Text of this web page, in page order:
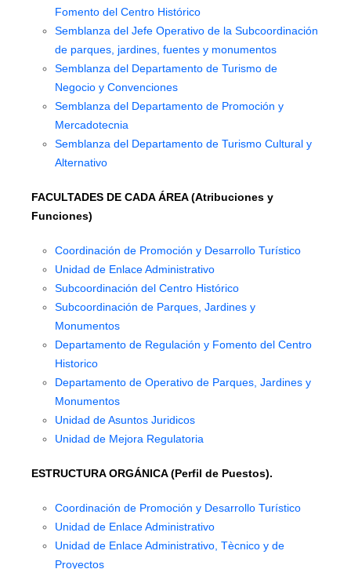
Fomento del Centro Histórico
Semblanza del Jefe Operativo de la Subcoordinación
de parques, jardines, fuentes y monumentos
Semblanza del Departamento de Turismo de
Negocio y Convenciones
Semblanza del Departamento de Promoción y
Mercadotecnia
Semblanza del Departamento de Turismo Cultural y
Alternativo
FACULTADES DE CADA ÁREA (Atribuciones y
Funciones)
Coordinación de Promoción y Desarrollo Turístico
Unidad de Enlace Administrativo
Subcoordinación del Centro Histórico
Subcoordinación de Parques, Jardines y
Monumentos
Departamento de Regulación y Fomento del Centro
Historico
Departamento de Operativo de Parques, Jardines y
Monumentos
Unidad de Asuntos Juridicos
Unidad de Mejora Regulatoria
ESTRUCTURA ORGÁNICA (Perfil de Puestos).
Coordinación de Promoción y Desarrollo Turístico
Unidad de Enlace Administrativo
Unidad de Enlace Administrativo, Tècnico y de
Proyectos